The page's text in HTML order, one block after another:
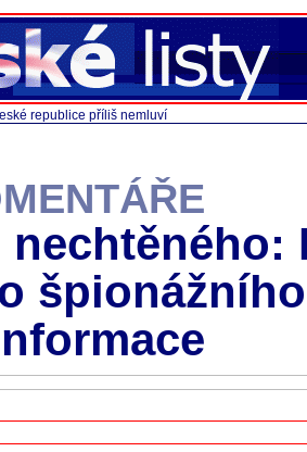
republice příliš nemluví
nechtěného: